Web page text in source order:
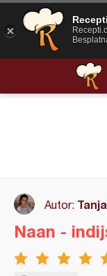
Autor:
Naan -